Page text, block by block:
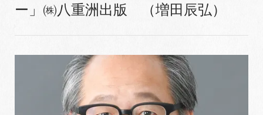
ー」㈱八重洲出版 （増田辰弘）